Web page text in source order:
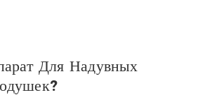
Для Надувных